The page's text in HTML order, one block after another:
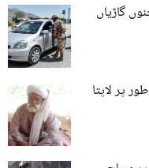
گاڑیاں
پر لاپتا